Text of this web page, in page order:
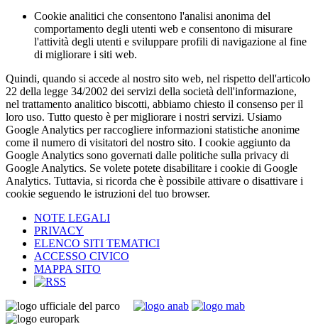
Cookie analitici che consentono l'analisi anonima del
comportamento degli utenti web e consentono di misurare
l'attività degli utenti e sviluppare profili di navigazione al fine
di migliorare i siti web.
Quindi, quando si accede al nostro sito web, nel rispetto dell'articolo
22 della legge 34/2002 dei servizi della società dell'informazione,
nel trattamento analitico biscotti, abbiamo chiesto il consenso per il
loro uso. Tutto questo è per migliorare i nostri servizi. Usiamo
Google Analytics per raccogliere informazioni statistiche anonime
come il numero di visitatori del nostro sito. I cookie aggiunto da
Google Analytics sono governati dalle politiche sulla privacy di
Google Analytics. Se volete potete disabilitare i cookie di Google
Analytics. Tuttavia, si ricorda che è possibile attivare o disattivare i
cookie seguendo le istruzioni del tuo browser.
NOTE LEGALI
PRIVACY
ELENCO SITI TEMATICI
ACCESSO CIVICO
MAPPA SITO